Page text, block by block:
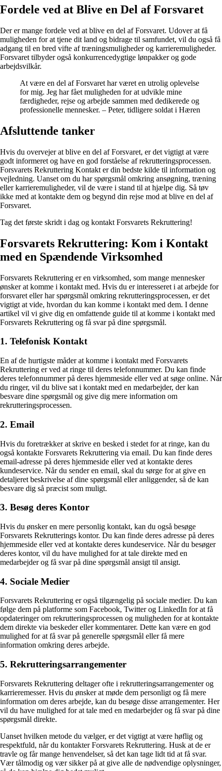
Fordele ved at Blive en Del af Forsvaret
Der er mange fordele ved at blive en del af Forsvaret. Udover at få
muligheden for at tjene dit land og bidrage til samfundet, vil du også få
adgang til en bred vifte af træningsmuligheder og karrieremuligheder.
Forsvaret tilbyder også konkurrencedygtige lønpakker og gode
arbejdsvilkår.
At være en del af Forsvaret har været en utrolig oplevelse
for mig. Jeg har fået muligheden for at udvikle mine
færdigheder, rejse og arbejde sammen med dedikerede og
professionelle mennesker. – Peter, tidligere soldat i Hæren
Afsluttende tanker
Hvis du overvejer at blive en del af Forsvaret, er det vigtigt at være
godt informeret og have en god forståelse af rekrutteringsprocessen.
Forsvarets Rekruttering Kontakt er din bedste kilde til information og
vejledning. Uanset om du har spørgsmål omkring ansøgning, træning
eller karrieremuligheder, vil de være i stand til at hjælpe dig. Så tøv
ikke med at kontakte dem og begynd din rejse mod at blive en del af
Forsvaret.
Tag det første skridt i dag og kontakt Forsvarets Rekruttering!
Forsvarets Rekruttering: Kom i Kontakt
med en Spændende Virksomhed
Forsvarets Rekruttering er en virksomhed, som mange mennesker
ønsker at komme i kontakt med. Hvis du er interesseret i at arbejde for
forsvaret eller har spørgsmål omkring rekrutteringsprocessen, er det
vigtigt at vide, hvordan du kan komme i kontakt med dem. I denne
artikel vil vi give dig en omfattende guide til at komme i kontakt med
Forsvarets Rekruttering og få svar på dine spørgsmål.
1. Telefonisk Kontakt
En af de hurtigste måder at komme i kontakt med Forsvarets
Rekruttering er ved at ringe til deres telefonnummer. Du kan finde
deres telefonnummer på deres hjemmeside eller ved at søge online. Når
du ringer, vil du blive sat i kontakt med en medarbejder, der kan
besvare dine spørgsmål og give dig mere information om
rekrutteringsprocessen.
2. Email
Hvis du foretrækker at skrive en besked i stedet for at ringe, kan du
også kontakte Forsvarets Rekruttering via email. Du kan finde deres
email-adresse på deres hjemmeside eller ved at kontakte deres
kundeservice. Når du sender en email, skal du sørge for at give en
detaljeret beskrivelse af dine spørgsmål eller anliggender, så de kan
besvare dig så præcist som muligt.
3. Besøg deres Kontor
Hvis du ønsker en mere personlig kontakt, kan du også besøge
Forsvarets Rekrutterings kontor. Du kan finde deres adresse på deres
hjemmeside eller ved at kontakte deres kundeservice. Når du besøger
deres kontor, vil du have mulighed for at tale direkte med en
medarbejder og få svar på dine spørgsmål ansigt til ansigt.
4. Sociale Medier
Forsvarets Rekruttering er også tilgængelig på sociale medier. Du kan
følge dem på platforme som Facebook, Twitter og LinkedIn for at få
opdateringer om rekrutteringsprocessen og muligheden for at kontakte
dem direkte via beskeder eller kommentarer. Dette kan være en god
mulighed for at få svar på generelle spørgsmål eller få mere
information omkring deres arbejde.
5. Rekrutteringsarrangementer
Forsvarets Rekruttering deltager ofte i rekrutteringsarrangementer og
karrieremesser. Hvis du ønsker at møde dem personligt og få mere
information om deres arbejde, kan du besøge disse arrangementer. Her
vil du have mulighed for at tale med en medarbejder og få svar på dine
spørgsmål direkte.
Uanset hvilken metode du vælger, er det vigtigt at være høflig og
respektfuld, når du kontakter Forsvarets Rekruttering. Husk at de er
travle og får mange henvendelser, så det kan tage lidt tid at få svar.
Vær tålmodig og vær sikker på at give alle de nødvendige oplysninger,